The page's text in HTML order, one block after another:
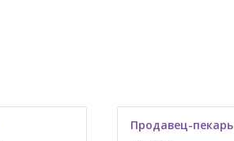
Продавец-пекарь